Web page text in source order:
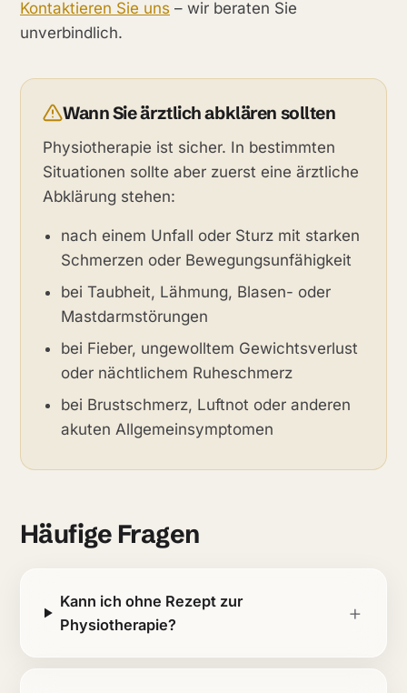
Kontaktieren Sie uns – wir beraten Sie
unverbindlich.
Wann Sie ärztlich abklären sollten
Physiotherapie ist sicher. In bestimmten
Situationen sollte aber zuerst eine ärztliche
Abklärung stehen:
nach einem Unfall oder Sturz mit starken
Schmerzen oder Bewegungsunfähigkeit
bei Taubheit, Lähmung, Blasen- oder
Mastdarmstörungen
bei Fieber, ungewolltem Gewichtsverlust
oder nächtlichem Ruheschmerz
bei Brustschmerz, Luftnot oder anderen
akuten Allgemeinsymptomen
Häufige Fragen
Kann ich ohne Rezept zur
Physiotherapie?